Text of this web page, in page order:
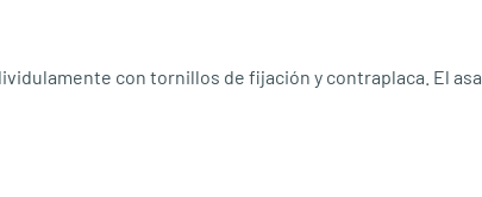
con tornillos de fijación y contraplaca. El asa